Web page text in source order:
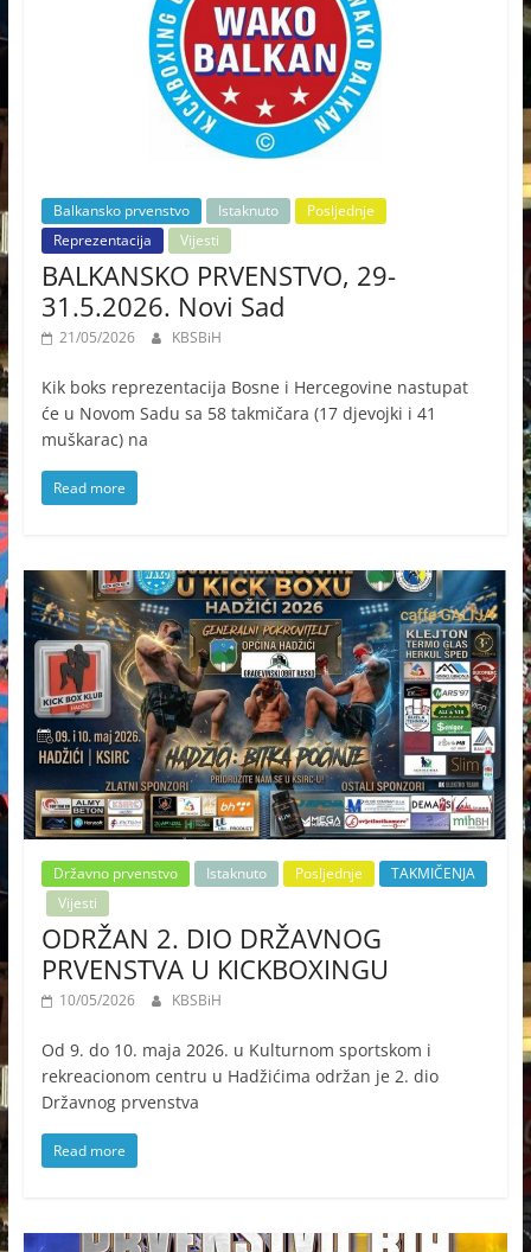
Balkansko prvenstvo Istaknuto
Posljednje
Reprezentacija
Vijesti
BALKANSKO PRVENSTVO, 29-
31.5.2026. Novi Sad
21/05/2026 KBSBiH
Kik boks reprezentacija Bosne i Hercegovine nastupat
će u Novom Sadu sa 58 takmičara (17 djevojki i 41
muškarac) na
Read more
Državno prvenstvo Istaknuto Posljednje
TAKMIČENJA
Vijesti
ODRŽAN 2. DIO DRŽAVNOG
PRVENSTVA U KICKBOXINGU
10/05/2026 KBSBiH
Od 9. do 10. maja 2026. u Kulturnom sportskom i
rekreacionom centru u Hadžićima održan je 2. dio
Državnog prvenstva
Read more